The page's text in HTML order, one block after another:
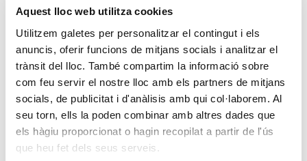
Aquest lloc web utilitza cookies
Utilitzem galetes per personalitzar el contingut i els
anuncis, oferir funcions de mitjans socials i analitzar el
trànsit del lloc. També compartim la informació sobre
com feu servir el nostre lloc amb els partners de mitjans
socials, de publicitat i d'anàlisis amb qui col·laborem. Al
seu torn, ells la poden combinar amb altres dades que
els hàgiu proporcionat o hagin recopilat a partir de l'ús
que heu fet dels seus serveis.
material inèdit, tornen a presentar nou disc. «Ens estem
trobant que la gent respon fantàsticament a aquestes
cançons que tenen gairebé 35 anys o fins i tot més de
40. Això, d’alguna manera, fa que la música aturi el
temps» remarcava, Quintana, celebrant el caràcter
intergeneracional del seu públic. «Fa poc ens van
preguntar: venen molts boomers? Jo sé que, quan
comencem a tocar, tothom té cara de vint i pocs anys.
No sé quina edat tenen, però aquesta és l’energia. I